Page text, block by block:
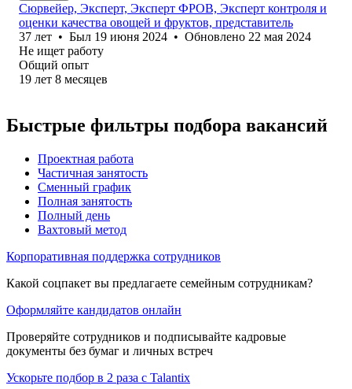
Сюрвейер, Эксперт, Эксперт ФРОВ, Эксперт контроля и
оценки качества овощей и фруктов, представитель
37 лет • Был 19 июня 2024 • Обновлено 22 мая 2024
Не ищет работу
Общий опыт
19 лет 8 месяцев
Быстрые фильтры подбора вакансий
Проектная работа
Частичная занятость
Сменный график
Полная занятость
Полный день
Вахтовый метод
Корпоративная поддержка сотрудников
Какой соцпакет вы предлагаете семейным сотрудникам?
Оформляйте кандидатов онлайн
Проверяйте сотрудников и подписывайте кадровые
документы без бумаг и личных встреч
Ускорьте подбор в 2 раза с Talantix